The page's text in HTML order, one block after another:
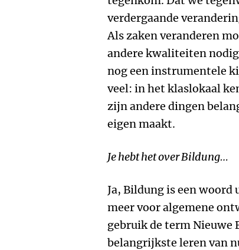
verdergaande
Als zaken veranderen
andere kwaliteiten
nog een instrumentele
veel: in het klaslokaal
zijn andere dingen
eigen maakt.
Je hebt het over Bildung…
Ja, Bildung is een woord
meer voor algemene
gebruik de term Nieuwe
belangrijkste leren van